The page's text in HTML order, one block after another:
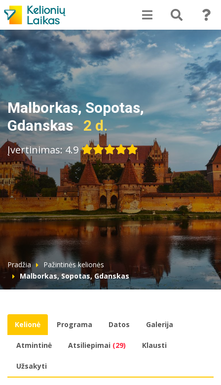
Malborkas, Sopotas,
Gdanskas
2 d.
Įvertinimas: 4.9
Pradžia
Pažintinės kelionės
Malborkas, Sopotas, Gdanskas
Kelionė Programa Datos Galerija
Atmintinė Atsiliepimai (29) Klausti
Užsakyti